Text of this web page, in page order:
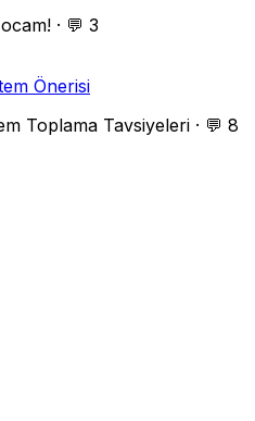
· 💬 3
Önerisi
Toplama Tavsiyeleri · 💬 8